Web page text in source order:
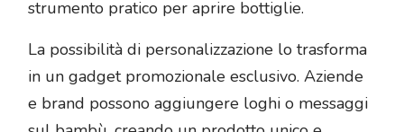
strumento pratico per aprire bottiglie.
La possibilità di personalizzazione lo trasforma
in un gadget promozionale esclusivo. Aziende
e brand possono aggiungere loghi o messaggi